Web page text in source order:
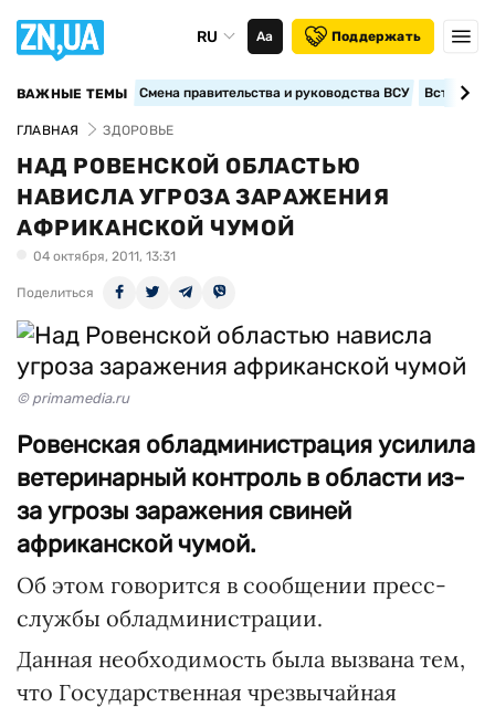
RU Аа Поддержать
ВАЖНЫЕ ТЕМЫ Смена правительства и руководства ВСУ
ГЛАВНАЯ ЗДОРОВЬЕ
НАД РОВЕНСКОЙ ОБЛАСТЬЮ
НАВИСЛА УГРОЗА ЗАРАЖЕНИЯ
АФРИКАНСКОЙ ЧУМОЙ
04 октября, 2011, 13:31
Поделиться
© primamedia.ru
Ровенская обладминистрация усилила
ветеринарный контроль в области из-
за угрозы заражения свиней
африканской чумой.
Об этом говорится в сообщении пресс-
службы обладминистрации.
Данная необходимость была вызвана тем,
что Государственная чрезвычайная